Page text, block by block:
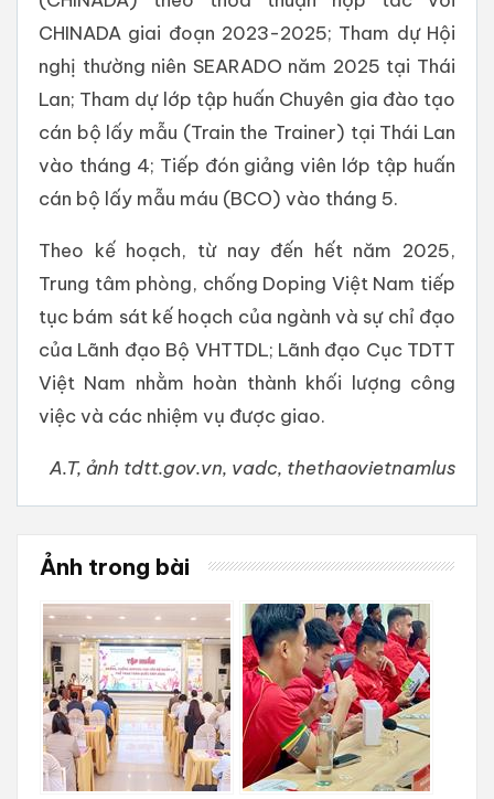
CHINADA giai đoạn 2023-2025; Tham dự Hội
nghị thường niên SEARADO năm 2025 tại Thái
Lan; Tham dự lớp tập huấn Chuyên gia đào tạo
cán bộ lấy mẫu (Train the Trainer) tại Thái Lan
vào tháng 4; Tiếp đón giảng viên lớp tập huấn
cán bộ lấy mẫu máu (BCO) vào tháng 5.
Theo kế hoạch, từ nay đến hết năm 2025,
Trung tâm phòng, chống Doping Việt Nam tiếp
tục bám sát kế hoạch của ngành và sự chỉ đạo
của Lãnh đạo Bộ VHTTDL; Lãnh đạo Cục TDTT
Việt Nam nhằm hoàn thành khối lượng công
việc và các nhiệm vụ được giao.
A.T, ảnh tdtt.gov.vn, vadc, thethaovietnamlus
Ảnh trong bài